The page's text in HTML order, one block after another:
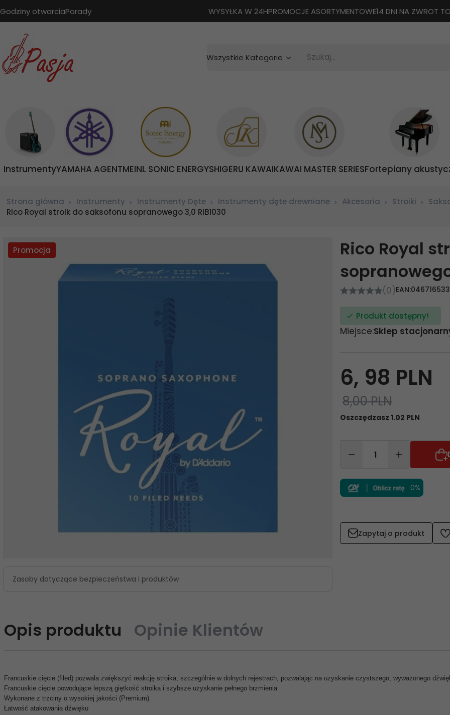
Godziny otwarciaPorady WYSYŁKA W 24HPROMOCJE ASORTYMENTOWE14 DNI NA ZWROT
categories_searcher
Wszystkie Kategorie Szukaj...
InstrumentyYAMAHA AGENTMEINL SONIC ENERGYSHIGERU KAWAIKAWAI MASTER SERIESFortepiany
Strona główna Instrumenty Instrumenty Dęte Instrumenty dęte drewniane Akcesoria Stroiki
Rico Royal stroik do saksofonu sopranowego 3,0 RIB1030
Promocja
Zasoby dotyczące bezpieczeństwa i produktów
Rico Royal
(0)EAN:
Produkt dostępny!
Miejsce:Sklep
6, 98 PLN
8,00 PLN
Oszczędzasz 1.02 PLN
0%
Zapytaj o produkt
Opis produktu Opinie Klientów
Francuskie cięcie (filed) pozwala zwiększyć reakcję stroika, szczególnie w dolnych rejestrach, pozwalając na uzyskanie czystszego, wyważonego
Francuskie cięcie powodujące lepszą giętkość stroika i szybsze uzyskanie pełnego brzmienia
Wykonane z trzciny o wysokiej jakości (Premium)
Łatwość atakowania dźwięku